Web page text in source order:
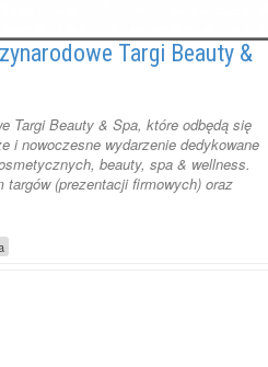
Targi Beauty &
Targi Beauty & Spa, które odbędą się
i nowoczesne wydarzenie dedykowane
beauty, spa & wellness.
targów (prezentacji firmowych) oraz